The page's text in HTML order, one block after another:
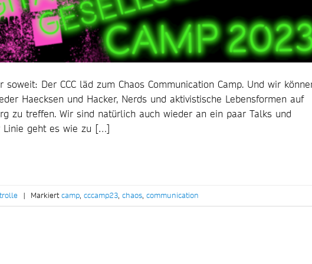
Der CCC läd zum Chaos Communication Camp. Und wir
Haecksen und Hacker, Nerds und aktivistische Lebensformen auf
zu treffen. Wir sind natürlich auch wieder an ein paar Talks und
Linie geht es wie zu […]
| Markiertcamp, cccamp23, chaos, communication